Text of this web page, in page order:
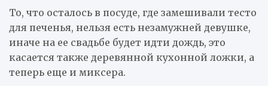
То, что осталось в посуде, где замешивали тесто
для печенья, нельзя есть незамужней девушке,
иначе на ее свадьбе будет идти дождь, это
касается также деревянной кухонной ложки, а
теперь еще и миксера.